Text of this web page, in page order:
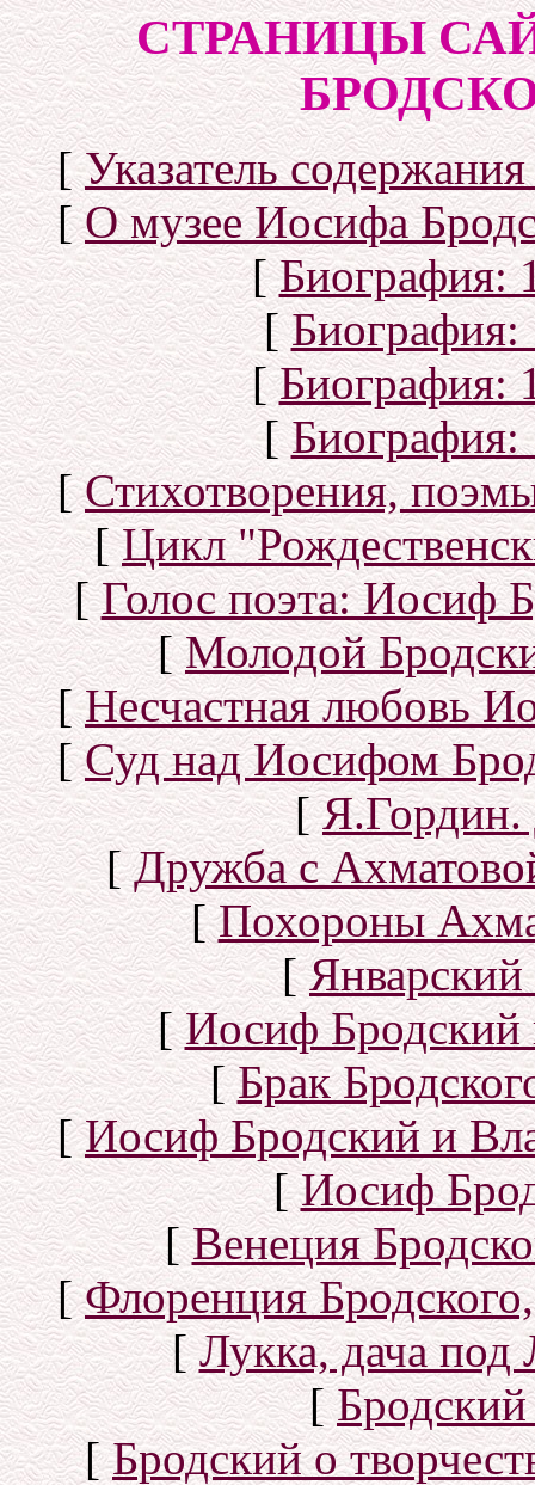
СТРАНИЦЫ
[Указатель
[О музее Иосифа
[Биография:
[Биография:
[Биография:
[Биография:
[Стихотворения,
[Цикл
[Голос поэта: Иосиф
[Молодой
[Несчастная любовь
[Суд над Иосифом
[Я.Гордин.
[Дружба с
[Похороны
[Январский
[Иосиф Бродский
[Брак
[Иосиф Бродский и
[Иосиф
[Венеция
[Флоренция
[Лукка, дача под
[
[Бродский о